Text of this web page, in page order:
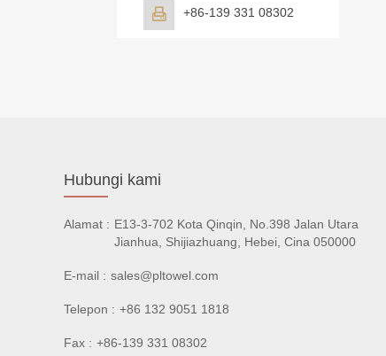
 +86-139 331 08302
Hubungi kami
Alamat : E13-3-702 Kota Qinqin, No.398 Jalan Utara
Jianhua, Shijiazhuang, Hebei, Cina 050000
E-mail : sales@pltowel.com
Telepon : +86 132 9051 1818
Fax : +86-139 331 08302